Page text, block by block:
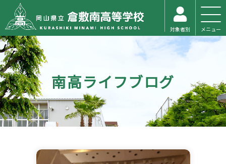
対象者別 メニュー
南高ライフブログ